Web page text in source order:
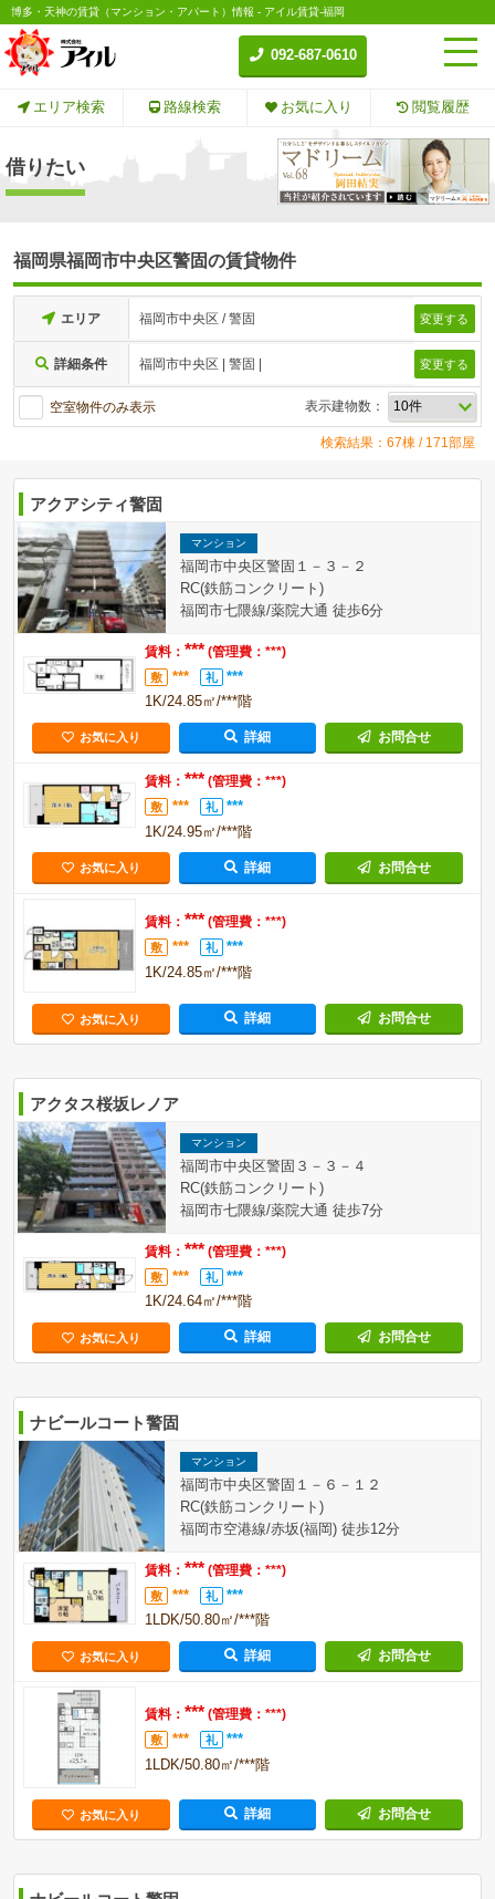
博多・天神の賃貸（マンション・アパート）情報 - アイル賃貸-福岡
092-687-0610
エリア検索 路線検索 お気に入り 閲覧履歴
借りたい
福岡県福岡市中央区警固の賃貸物件
エリア 福岡市中央区 / 警固 変更する
詳細条件 福岡市中央区 | 警固 | 変更する
空室物件のみ表示 表示建物数：
検索結果：67棟 / 171部屋
アクアシティ警固
マンション
福岡市中央区警固１－３－２
RC(鉄筋コンクリート)
福岡市七隈線/薬院大通 徒歩6分
賃料： *** (管理費：***)
敷 *** 礼
***
1K/24.85㎡/***階
お気に入り 詳細 お問合せ
賃料： *** (管理費：***)
敷 *** 礼
***
1K/24.95㎡/***階
お気に入り 詳細 お問合せ
賃料： *** (管理費：***)
敷 *** 礼
***
1K/24.85㎡/***階
お気に入り 詳細 お問合せ
アクタス桜坂レノア
マンション
福岡市中央区警固３－３－４
RC(鉄筋コンクリート)
福岡市七隈線/薬院大通 徒歩7分
賃料： *** (管理費：***)
敷 *** 礼
***
1K/24.64㎡/***階
お気に入り 詳細 お問合せ
ナビールコート警固
マンション
福岡市中央区警固１－６－１２
RC(鉄筋コンクリート)
福岡市空港線/赤坂(福岡) 徒歩12分
賃料： *** (管理費：***)
敷 *** 礼
***
1LDK/50.80㎡/***階
お気に入り 詳細 お問合せ
賃料： *** (管理費：***)
敷 *** 礼
***
1LDK/50.80㎡/***階
お気に入り 詳細 お問合せ